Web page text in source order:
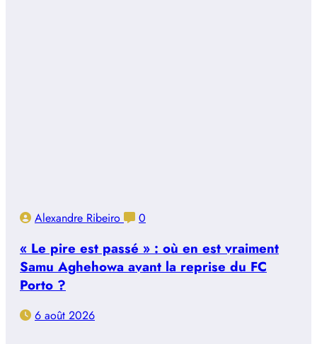
Alexandre Ribeiro 0
« Le pire est passé » : où en est vraiment
Samu Aghehowa avant la reprise du FC
Porto ?
6 août 2026